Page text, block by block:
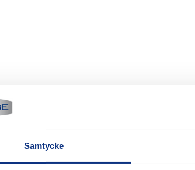
Samtycke